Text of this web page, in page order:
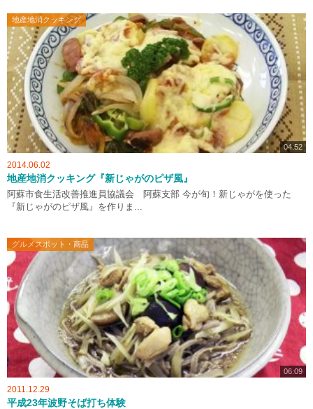
地産地消クッキング
04:52
2014.06.02
地産地消クッキング『新じゃがのピザ風』
阿蘇市食生活改善推進員協議会 阿蘇支部 今が旬！新じゃがを使った
『新じゃがのピザ風』を作りま...
グルメスポット・商品
06:09
2011.12.29
平成23年波野そば打ち体験